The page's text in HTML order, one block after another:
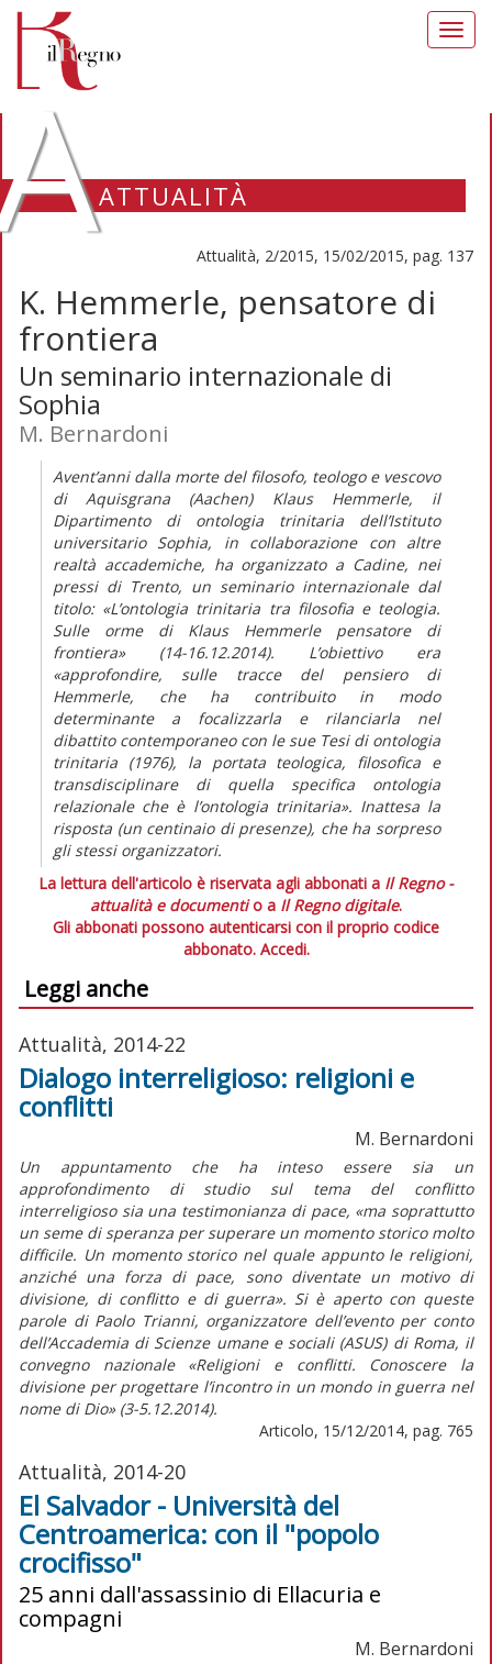
ATTUALITÀ
Attualità, 2/2015, 15/02/2015, pag. 137
K. Hemmerle, pensatore di
frontiera
Un seminario internazionale di
Sophia
M. Bernardoni
Avent’anni dalla morte del filosofo, teologo e vescovo
di Aquisgrana (Aachen) Klaus Hemmerle, il
Dipartimento di ontologia trinitaria dell’Istituto
universitario Sophia, in collaborazione con altre
realtà accademiche, ha organizzato a Cadine, nei
pressi di Trento, un seminario internazionale dal
titolo: «L’ontologia trinitaria tra filosofia e teologia.
Sulle orme di Klaus Hemmerle pensatore di
frontiera» (14-16.12.2014). L’obiettivo era
«approfondire, sulle tracce del pensiero di
Hemmerle, che ha contribuito in modo
determinante a focalizzarla e rilanciarla nel
dibattito contemporaneo con le sue Tesi di ontologia
trinitaria (1976), la portata teologica, filosofica e
transdisciplinare di quella specifica ontologia
relazionale che è l’ontologia trinitaria». Inattesa la
risposta (un centinaio di presenze), che ha sorpreso
gli stessi organizzatori.
La lettura dell'articolo è riservata agli abbonati a Il Regno -
attualità e documentio a Il Regno digitale.
Gli abbonati possono autenticarsi con il proprio codice
abbonato. Accedi.
Leggi anche
Attualità, 2014-22
Dialogo interreligioso: religioni e
conflitti
M. Bernardoni
Un appuntamento che ha inteso essere sia un
approfondimento di studio sul tema del conflitto
interreligioso sia una testimonianza di pace, «ma soprattutto
un seme di speranza per superare un momento storico molto
difficile. Un momento storico nel quale appunto le religioni,
anziché una forza di pace, sono diventate un motivo di
divisione, di conflitto e di guerra». Si è aperto con queste
parole di Paolo Trianni, organizzatore dell’evento per conto
dell’Accademia di Scienze umane e sociali (ASUS) di Roma, il
convegno nazionale «Religioni e conflitti. Conoscere la
divisione per progettare l’incontro in un mondo in guerra nel
nome di Dio» (3-5.12.2014).
Articolo, 15/12/2014, pag. 765
Attualità, 2014-20
El Salvador - Università del
Centroamerica: con il "popolo
crocifisso"
25 anni dall'assassinio di Ellacuria e
compagni
M. Bernardoni